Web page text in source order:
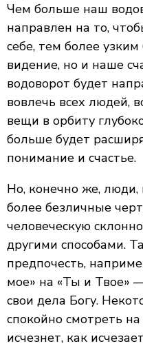
Чем больше наш
направлен на то,
себе, тем более
видение, но и наше
водоворот будет
вовлечь всех людей,
вещи в орбиту
больше будет
понимание и счастье.
Но, конечно же,
более безличные
человеческую
другими способами.
предпочесть,
мое» на «Ты и Твое»
свои дела Богу.
спокойно смотреть
исчезнет, как